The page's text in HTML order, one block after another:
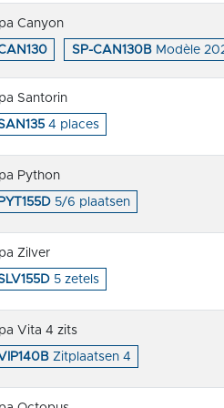
Canyon
SP-CAN130B Modèle
Santorin
4 places
Python
5/6 plaatsen
Zilver
5 zetels
Vita 4 zits
Zitplaatsen 4